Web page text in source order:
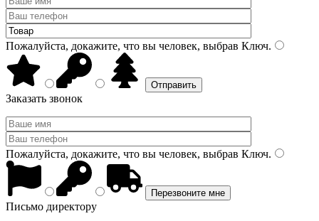
Пожалуйста, докажите, что вы человек, выбрав Ключ.
Заказать звонок
Пожалуйста, докажите, что вы человек, выбрав Ключ.
Письмо директору